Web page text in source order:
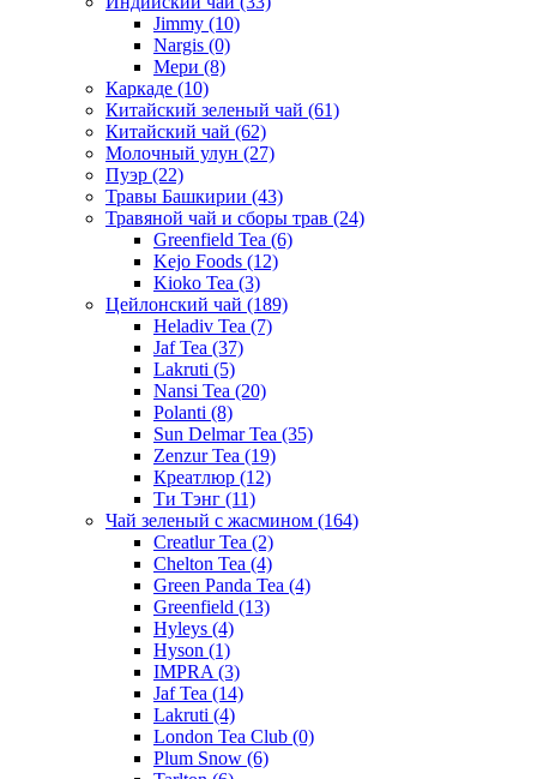
Jimmy (10)
Nargis (0)
Мери (8)
Каркаде (10)
Китайский зеленый чай (61)
Китайский чай (62)
Молочный улун (27)
Пуэр (22)
Травы Башкирии (43)
Травяной чай и сборы трав (24)
Greenfield Tea (6)
Kejo Foods (12)
Kioko Tea (3)
Цейлонский чай (189)
Heladiv Tea (7)
Jaf Tea (37)
Lakruti (5)
Nansi Tea (20)
Polanti (8)
Sun Delmar Tea (35)
Zenzur Tea (19)
Креатлюр (12)
Ти Тэнг (11)
Чай зеленый с жасмином (164)
Creatlur Tea (2)
Chelton Tea (4)
Green Panda Tea (4)
Greenfield (13)
Hyleys (4)
Hyson (1)
IMPRA (3)
Jaf Tea (14)
Lakruti (4)
London Tea Club (0)
Plum Snow (6)